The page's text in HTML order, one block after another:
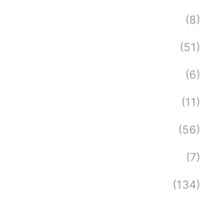
(8)
(51)
(6)
(11)
(56)
(7)
(134)